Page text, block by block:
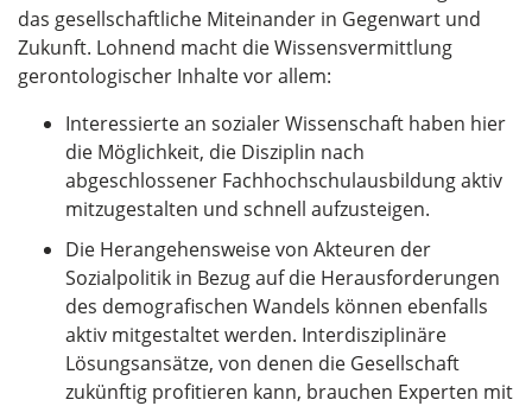
das gesellschaftliche Miteinander in Gegenwart und
Zukunft. Lohnend macht die Wissensvermittlung
gerontologischer Inhalte vor allem:
Interessierte an sozialer Wissenschaft haben hier
die Möglichkeit, die Disziplin nach
abgeschlossener Fachhochschulausbildung aktiv
mitzugestalten und schnell aufzusteigen.
Die Herangehensweise von Akteuren der
Sozialpolitik in Bezug auf die Herausforderungen
des demografischen Wandels können ebenfalls
aktiv mitgestaltet werden. Interdisziplinäre
Lösungsansätze, von denen die Gesellschaft
zukünftig profitieren kann, brauchen Experten mit